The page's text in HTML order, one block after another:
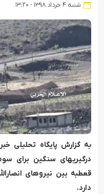
شنبه ۴ خرداد ۱۳۹۸ - ۱۳:۲۰
به گزارش پایگاه تحلیلی
درگیریهای سنگین برای
قعطبه بین نیروهای
دارد.